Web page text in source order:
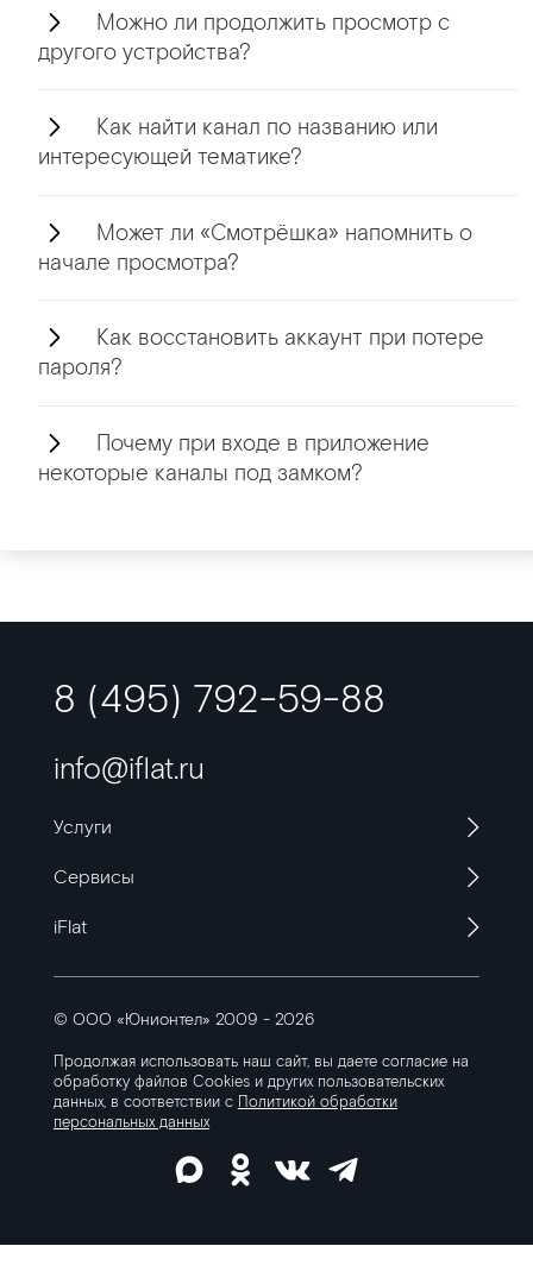
Можно ли продолжить просмотр с
другого устройства?
Как найти канал по названию или
интересующей тематике?
Может ли «Смотрёшка» напомнить о
начале просмотра?
Как восстановить аккаунт при потере
пароля?
Почему при входе в приложение
некоторые каналы под замком?
8 (495) 792-59-88
info@iflat.ru
Услуги
Сервисы
iFlat
© ООО «Юнионтел» 2009 - 2026
Продолжая использовать наш сайт, вы даете согласие на
обработку файлов Cookiesи других пользовательских
данных, в соответствии с Политикой обработки
персональных данных